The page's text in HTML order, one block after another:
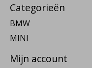
Categorieën
BMW
MINI
Mijn account